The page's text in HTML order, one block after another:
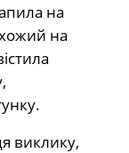
на
на
виклику,